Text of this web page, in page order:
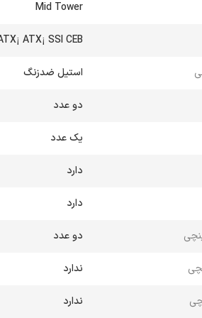
Mid Tower
ATX¡ SSI CEB
استیل ضدزنگ
دو عدد
یک عدد
دارد
دارد
دو عدد
ندارد
ندارد